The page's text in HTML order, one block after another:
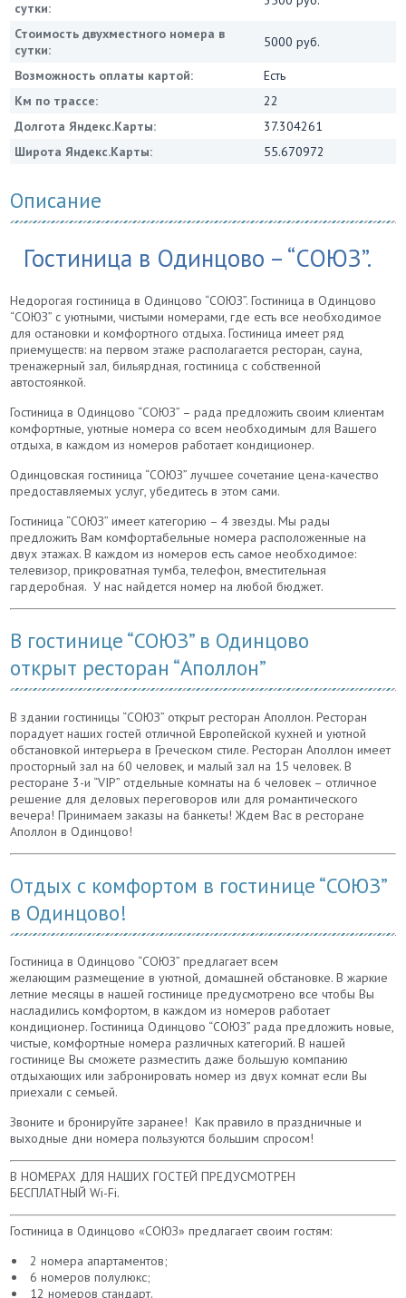
сутки:
Стоимость двухместного номера в
сутки:
5000 руб.
Возможность оплаты картой:
Есть
Км по трассе:
22
Долгота Яндекс.Карты:
37.304261
Широта Яндекс.Карты:
55.670972
Описание
Гостиница в Одинцово – “СОЮЗ”.
Недорогая гостиница в Одинцово “СОЮЗ”. Гостиница в Одинцово
“СОЮЗ” с уютными, чистыми номерами, где есть все необходимое
для остановки и комфортного отдыха. Гостиница имеет ряд
приемуществ: на первом этаже располагается ресторан, сауна,
тренажерный зал, бильярдная, гостиница с собственной
автостоянкой.
Гостиница в Одинцово “СОЮЗ” – рада предложить своим клиентам
комфортные, уютные номера со всем необходимым для Вашего
отдыха, в каждом из номеров работает кондиционер.
Одинцовская гостиница “СОЮЗ” лучшее сочетание цена-качество
предоставляемых услуг, убедитесь в этом сами.
Гостиница “СОЮЗ” имеет категорию – 4 звезды. Мы рады
предложить Вам комфортабельные номера расположенные на
двух этажах. В каждом из номеров есть самое необходимое:
телевизор, прикроватная тумба, телефон, вместительная
гардеробная. У нас найдется номер на любой бюджет.
В гостинице “СОЮЗ” в Одинцово
открыт ресторан “Аполлон”
В здании гостиницы “СОЮЗ” открыт ресторан Аполлон. Ресторан
порадует наших гостей отличной Европейской кухней и уютной
обстановкой интерьера в Греческом стиле. Ресторан Аполлон имеет
просторный зал на 60 человек, и малый зал на 15 человек. В
ресторане 3-и “VIP” отдельные комнаты на 6 человек – отличное
решение для деловых переговоров или для романтического
вечера! Принимаем заказы на банкеты! Ждем Вас в ресторане
Аполлон в Одинцово!
Отдых с комфортом в гостинице “СОЮЗ”
в Одинцово!
Гостиница в Одинцово “СОЮЗ” предлагает всем
желающим размещение в уютной, домашней обстановке. В жаркие
летние месяцы в нашей гостинице предусмотрено все чтобы Вы
насладились комфортом, в каждом из номеров работает
кондиционер. Гостиница Одинцово “СОЮЗ” рада предложить новые,
чистые, комфортные номера различных категорий. В нашей
гостинице Вы сможете разместить даже большую компанию
отдыхающих или забронировать номер из двух комнат если Вы
приехали с семьей.
Звоните и бронируйте заранее! Как правило в праздничные и
выходные дни номера пользуются большим спросом!
В НОМЕРАХ ДЛЯ НАШИХ ГОСТЕЙ ПРЕДУСМОТРЕН
БЕСПЛАТНЫЙ Wi-Fi.
Гостиница в Одинцово «СОЮЗ» предлагает своим гостям:
2 номера апартаментов;
6 номеров полулюкс;
12 номеров стандарт.